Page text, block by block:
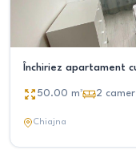
Închiriez apartament
50.00 m² 2
Chiajna